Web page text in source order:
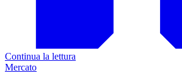
Continua la lettura
Mercato